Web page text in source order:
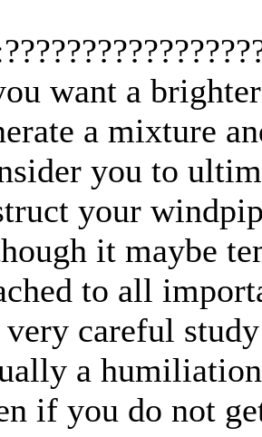
want a
a mixture
you to
your
it maybe
to all
careful
a
if you do not